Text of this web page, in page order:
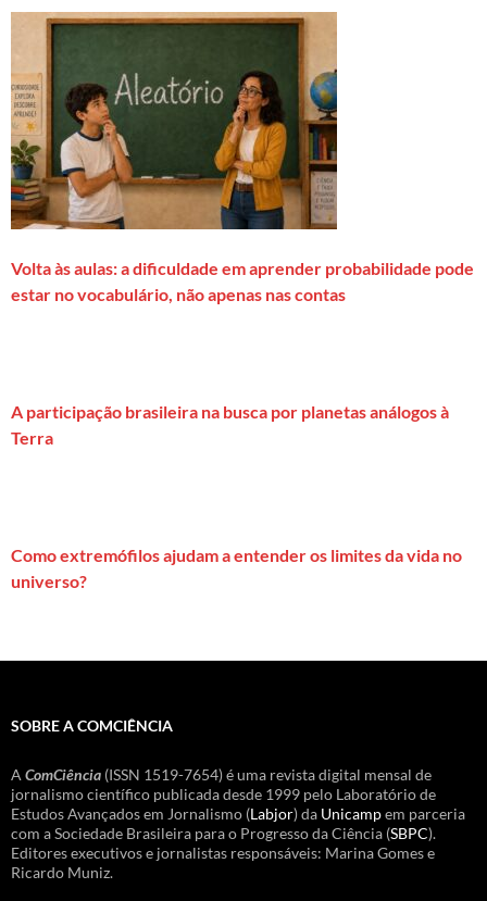
Volta às aulas: a dificuldade em aprender probabilidade pode
estar no vocabulário, não apenas nas contas
A participação brasileira na busca por planetas análogos à
Terra
Como extremófilos ajudam a entender os limites da vida no
universo?
SOBRE A COMCIÊNCIA
A ComCiência (ISSN 1519-7654) é uma revista digital mensal de
jornalismo científico publicada desde 1999 pelo Laboratório de
Estudos Avançados em Jornalismo (Labjor) da Unicampem parceria
com a Sociedade Brasileira para o Progresso da Ciência (SBPC).
Editores executivos e jornalistas responsáveis: Marina Gomes e
Ricardo Muniz.